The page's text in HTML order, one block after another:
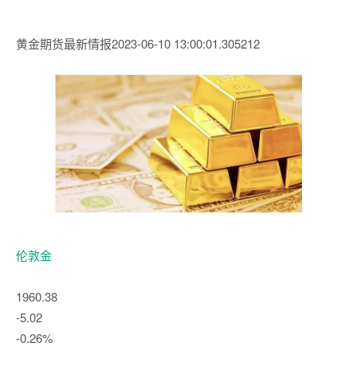
黄金期货最新情报2023-06-10 13:00:01.305212
伦敦金
1960.38
-5.02
-0.26%